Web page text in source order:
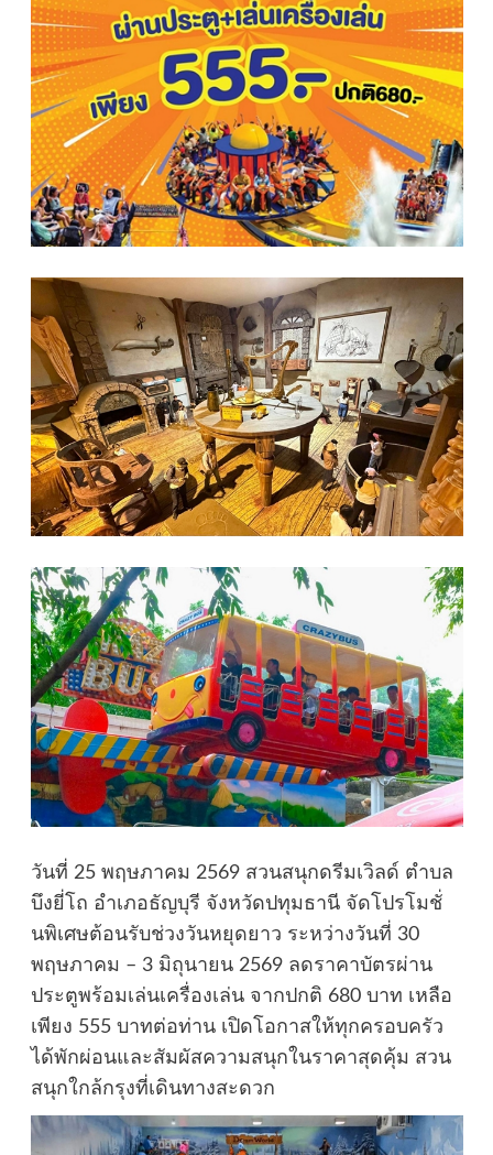
วันที่ 25 พฤษภาคม 2569 สวนสนุกดรีมเวิลด์ ตำบล
บึงยี่โถ อำเภอธัญบุรี จังหวัดปทุมธานี จัดโปรโมชั่
นพิเศษต้อนรับช่วงวันหยุดยาว ระหว่างวันที่ 30
พฤษภาคม – 3 มิถุนายน 2569 ลดราคาบัตรผ่าน
ประตูพร้อมเล่นเครื่องเล่น จากปกติ 680 บาท เหลือ
เพียง 555 บาทต่อท่าน เปิดโอกาสให้ทุกครอบครัว
ได้พักผ่อนและสัมผัสความสนุกในราคาสุดคุ้ม สวน
สนุกใกล้กรุงที่เดินทางสะดวก